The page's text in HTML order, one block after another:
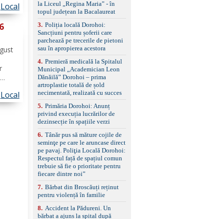
de
Local
La
Local
împreună cu un set de
anvelope de iarnă.
la Liceul „Regina Maria” - în
topul județean la Bacalaureat
3. Poliția locală Dorohoi:
Sancțiuni pentru șoferii care
parchează pe trecerile de pietoni
sau în apropierea acestora
4. Premieră medicală la Spitalul
Municipal „Academician Leon
Dănăilă” Dorohoi – prima
artroplastie totală de șold
necimentată, realizată cu succes
5. Primăria Dorohoi: Anunț
privind execuția lucrărilor de
dezinsecție în spațiile verzi
6. Tânăr pus să măture cojile de
seminţe pe care le aruncase direct
pe pavaj. Poliţia Locală Dorohoi:
Respectul față de spațiul comun
trebuie să fie o prioritate pentru
fiecare dintre noi”
7. Bărbat din Broscăuți reținut
pentru violență în familie
8. Accident la Pădureni. Un
bărbat a ajuns la spital după